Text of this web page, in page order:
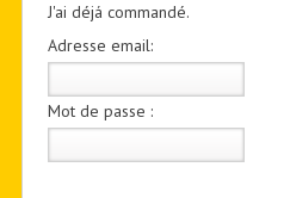
J'ai déjá commandé.
Adresse email:
Mot de passe :